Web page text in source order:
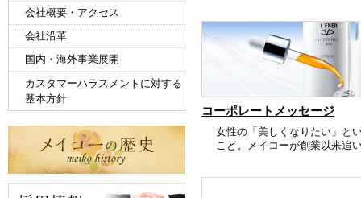
会社概要・アクセス
会社沿革
国内・海外事業展開
カスタマーハラスメントに対する
基本方針
コーポレートメッセージ
女性の「美しくなりたい」と
こと。メイコーが創業以来追